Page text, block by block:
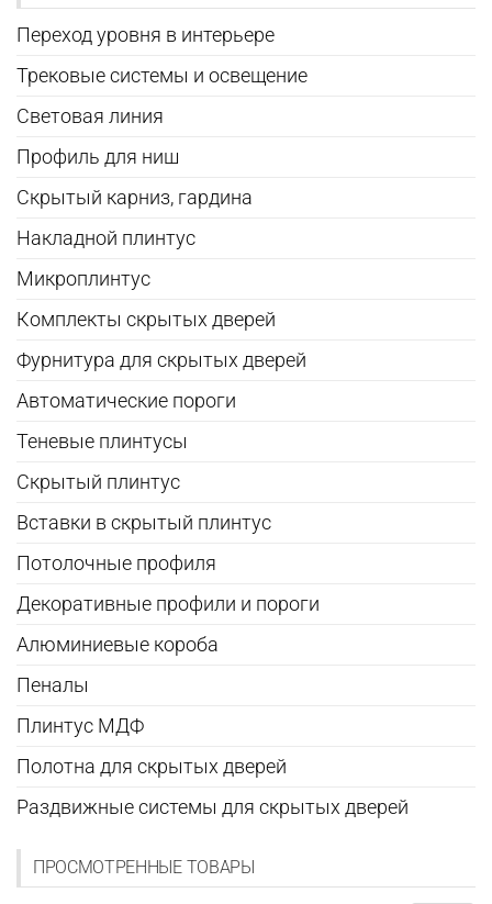
Переход уровня в интерьере
Трековые системы и освещение
Световая линия
Профиль для ниш
Скрытый карниз, гардина
Накладной плинтус
Микроплинтус
Комплекты скрытых дверей
Фурнитура для скрытых дверей
Автоматические пороги
Теневые плинтусы
Скрытый плинтус
Вставки в скрытый плинтус
Потолочные профиля
Декоративные профили и пороги
Алюминиевые короба
Пеналы
Плинтус МДФ
Полотна для скрытых дверей
Раздвижные системы для скрытых дверей
ПРОСМОТРЕННЫЕ ТОВАРЫ